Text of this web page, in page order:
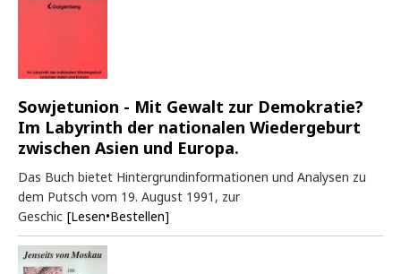
Sowjetunion - Mit Gewalt zur Demokratie?
Im Labyrinth der nationalen Wiedergeburt
zwischen Asien und Europa.
Das Buch bietet Hintergrundinformationen und Analysen zu
dem Putsch vom 19. August 1991, zur
Geschic [Lesen•Bestellen]